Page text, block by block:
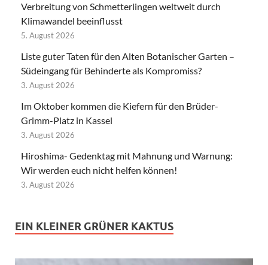
Verbreitung von Schmetterlingen weltweit durch
Klimawandel beeinflusst
5. August 2026
Liste guter Taten für den Alten Botanischer Garten –
Südeingang für Behinderte als Kompromiss?
3. August 2026
Im Oktober kommen die Kiefern für den Brüder-
Grimm-Platz in Kassel
3. August 2026
Hiroshima- Gedenktag mit Mahnung und Warnung:
Wir werden euch nicht helfen können!
3. August 2026
EIN KLEINER GRÜNER KAKTUS